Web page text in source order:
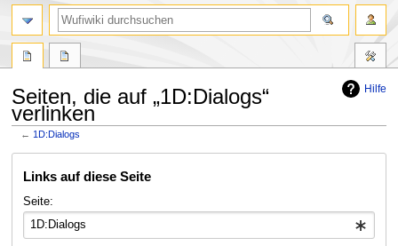
Hilfe
Seiten, die auf „1D:Dialogs“
verlinken
← 1D:Dialogs
Navigation
Suche
Links auf diese Seite
Seite:
Suche